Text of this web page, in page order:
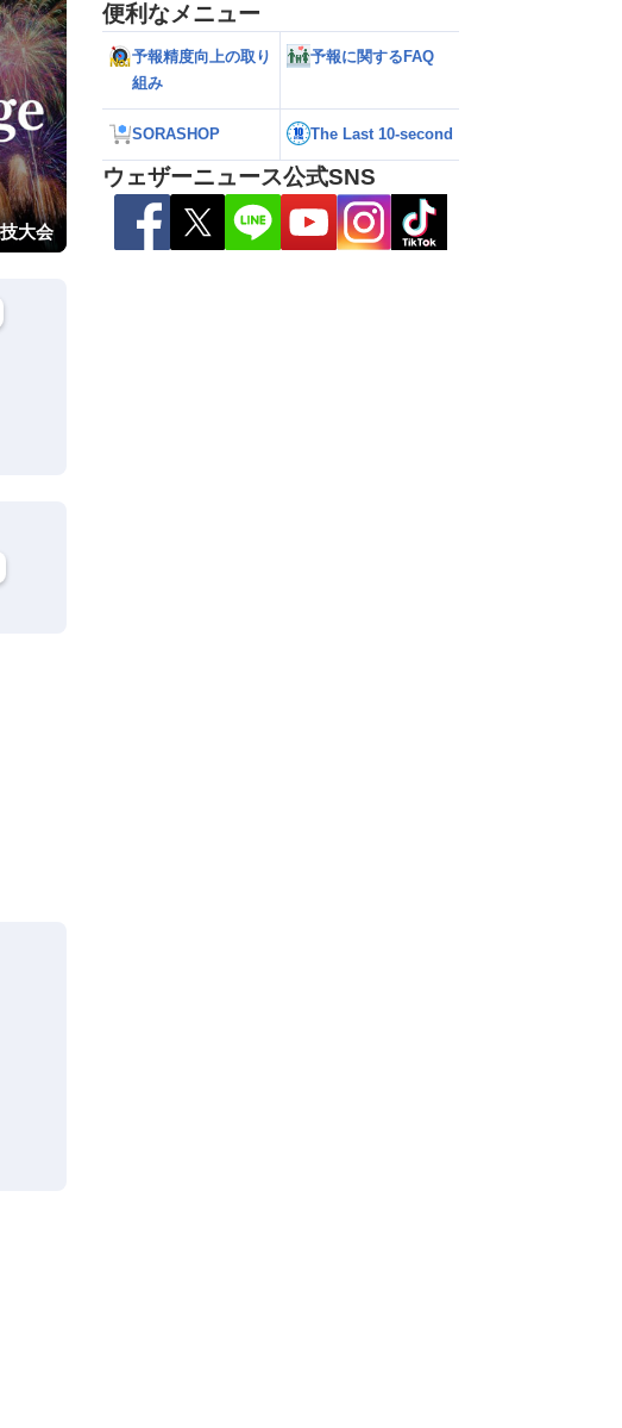
大会
便利なメニュー
予報精度向上の取り
組み
予報に関するFAQ
SORASHOP The Last 10-second
ウェザーニュース公式SNS